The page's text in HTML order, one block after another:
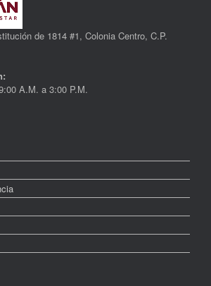
de 1814 #1, Colonia Centro, C.P.
A.M. a 3:00 P.M.